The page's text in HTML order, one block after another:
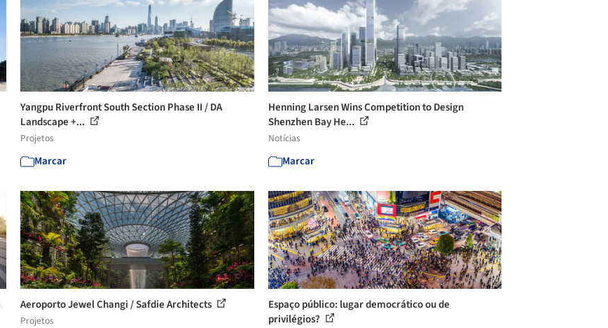
Yangpu Riverfront South Section Phase II / DA
Landscape +...
Projetos
Marcar
Henning Larsen Wins Competition to Design
Shenzhen Bay He...
Notícias
Marcar
Aeroporto Jewel Changi / Safdie Architects
Projetos
Espaço público: lugar democrático ou de
privilégios?